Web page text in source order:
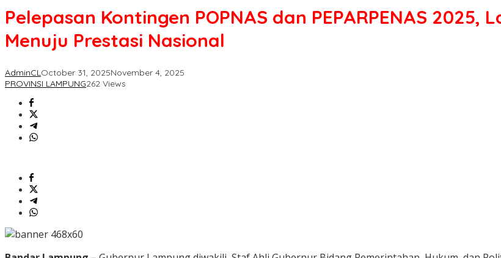
Pelepasan Kontingen POPNAS dan PEPARPENAS
Menuju Prestasi Nasional
AdminCLOctober 31, 2025November 4, 2025
PROVINSI LAMPUNG262 Views